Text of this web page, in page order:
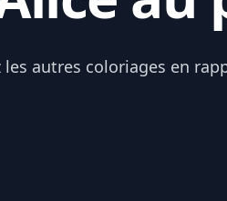
les autres coloriages en